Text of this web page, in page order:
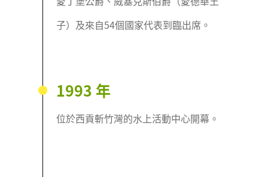
子）及來自54個國家代表到臨出席。
1993 年
位於西貢斬竹灣的水上活動中心開幕。